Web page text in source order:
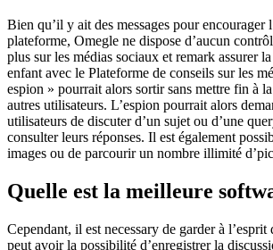
Bien qu’il y ait des messages pour encourager
plateforme, Omegle ne dispose d’aucun
plus sur les médias sociaux et remark assurer
enfant avec le Plateforme de conseils sur les
espion » pourrait alors sortir sans mettre fin à
autres utilisateurs. L’espion pourrait alors
utilisateurs de discuter d’un sujet ou d’une
consulter leurs réponses. Il est également
images ou de parcourir un nombre illimité
Quelle est la meilleure
Cependant, il est necessary de garder à l’esprit
peut avoir la possibilité d’enregistrer la